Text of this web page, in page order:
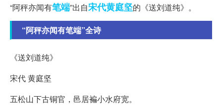
“阿秤亦闻有笔端”出自宋代黄庭坚的《送刘道纯》。
“阿秤亦闻有笔端”全诗
《送刘道纯》
宋代 黄庭坚
五松山下古铜官，邑居褊小水府宽。